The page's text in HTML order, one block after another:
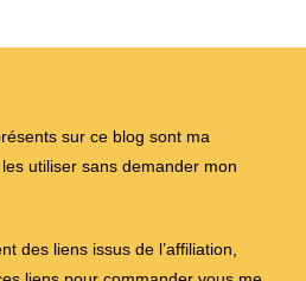
sur ce blog sont ma
utiliser sans demander mon
des liens issus de l’affiliation,